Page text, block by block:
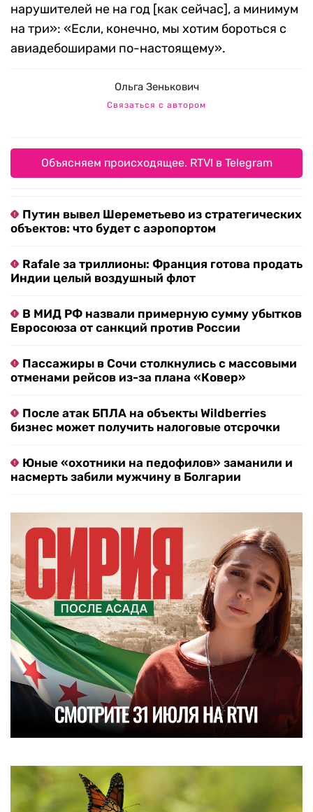
нарушителей не на год [как сейчас], а минимум
на три»: «Если, конечно, мы хотим бороться с
авиадебоширами по-настоящему».
Ольга Зенькович
Связаться с автором
Объясняем происходящее. RTVI в Telegram
Путин вывел Шереметьево из стратегических
объектов: что будет с аэропортом
Rafale за триллионы: Франция готова продать
Индии целый воздушный флот
В МИД РФ назвали примерную сумму убытков
Евросоюза от санкций против России
Пассажиры в Сочи столкнулись с массовыми
отменами рейсов из-за плана «Ковер»
После атак БПЛА на объекты Wildberries
бизнес может получить налоговые отсрочки
Юные «охотники на педофилов» заманили и
насмерть забили мужчину в Болгарии